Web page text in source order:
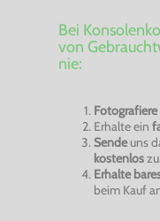
Bei
von
nie:
Erhalte ein
Sendeuns
kostenloszu.
Erhalte
beim Kauf